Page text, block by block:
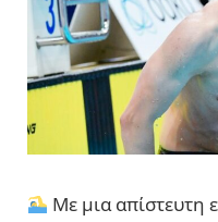
Με μια απίστευτη